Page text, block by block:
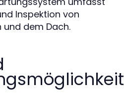
Inspektion von
und dem Dach.